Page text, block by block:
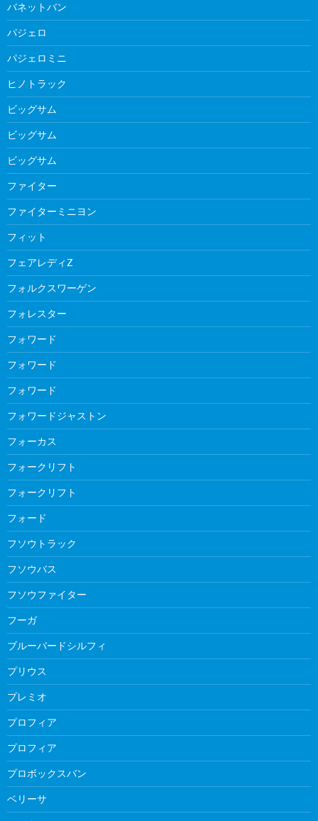
バネットバン
パジェロ
パジェロミニ
ヒノトラック
ビッグサム
ビッグサム
ビッグサム
ファイター
ファイターミニヨン
フィット
フェアレディZ
フォルクスワーゲン
フォレスター
フォワード
フォワード
フォワード
フォワードジャストン
フォーカス
フォークリフト
フォークリフト
フォード
フソウトラック
フソウバス
フソウファイター
フーガ
ブルーバードシルフィ
プリウス
プレミオ
プロフィア
プロフィア
プロボックスバン
ベリーサ